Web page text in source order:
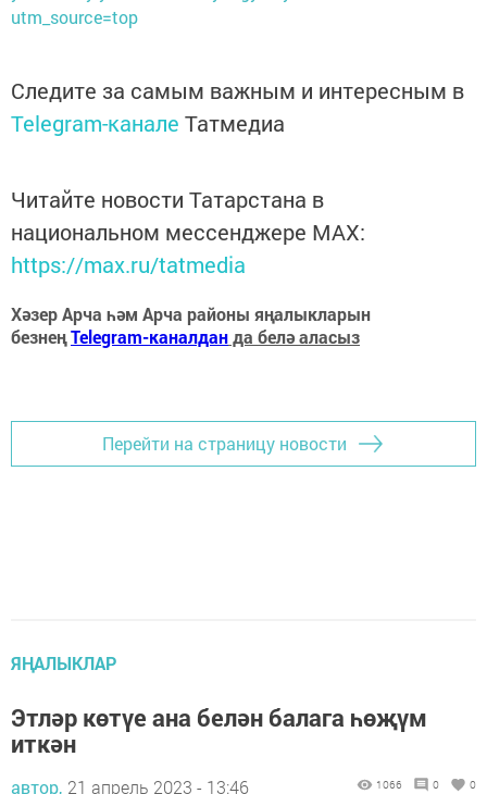
utm_source=top
Следите за самым важным и интересным в
Telegram-канале Татмедиа
Читайте новости Татарстана в
национальном мессенджере MАХ:
https://max.ru/tatmedia
Хәзер Арча һәм Арча районы яңалыкларын
безнеңTelegram-каналданда белә аласыз
Перейти на страницу новости
ЯҢАЛЫКЛАР
Этләр көтүе ана белән балага һөҗүм
иткән
автор, 21 апрель 2023 - 13:46 1066 0 0